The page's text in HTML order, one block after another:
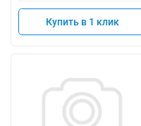
Купить в 1 клик